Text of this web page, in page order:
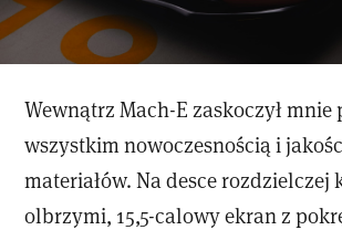
Wewnątrz Mach-E zaskoczył mnie
wszystkim nowoczesnością i
materiałów. Na desce rozdzielczej
olbrzymi, 15,5-calowy ekran z